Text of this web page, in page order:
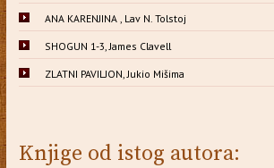
ANA KARENJINA , Lav N. Tolstoj
SHOGUN 1-3, James Clavell
ZLATNI PAVILJON, Jukio Mišima
Knjige od istog autora: